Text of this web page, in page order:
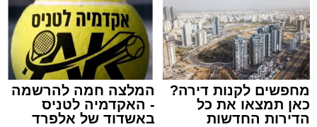
ארכיון משטרה
מערכת האתר / 09:43 09.08.26
מחפשים לקנות דירה?
כאן תמצאו את כל
הדירות החדשות
המלצה חמה להרשמה
- האקדמיה לטניס
באשדוד של אלפרד